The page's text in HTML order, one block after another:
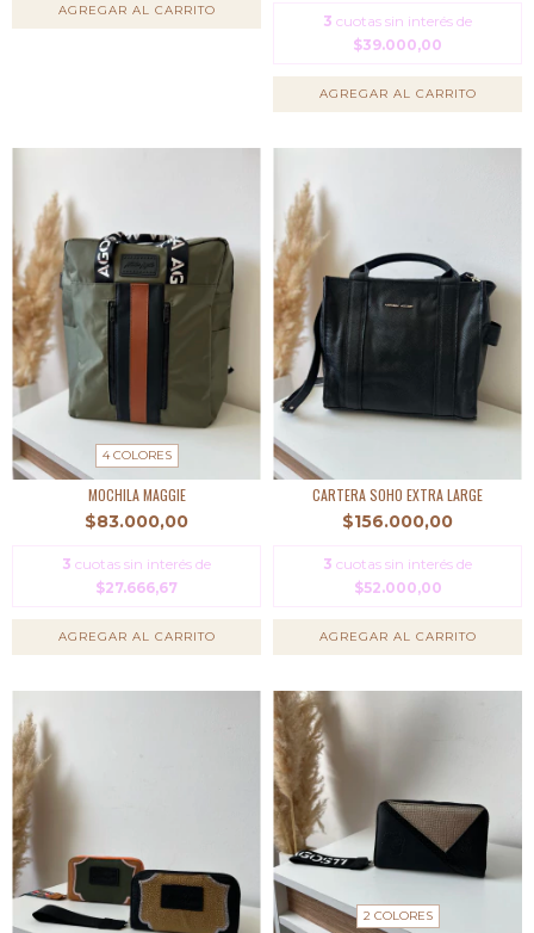
AGREGAR AL CARRITO
3 cuotas sin interés de
$39.000,00
AGREGAR AL CARRITO
4 COLORES
MOCHILA MAGGIE
$83.000,00
3 cuotas sin interés de
$27.666,67
AGREGAR AL CARRITO
CARTERA SOHO EXTRA LARGE
$156.000,00
3 cuotas sin interés de
$52.000,00
2 COLORES